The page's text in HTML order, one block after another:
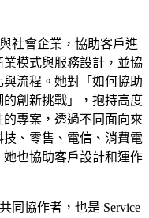
社會企業，協助客戶進
模式與服務設計，並協
流程。她對「如何協助
創新挑戰」，抱持高度
專案， 透過不同面向來
、零售、電信、消費電
也協助客戶設計和運作
同協作者，也是 Service